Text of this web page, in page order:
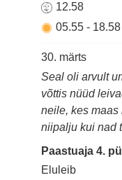
12.58
05.55- 18.58
30. märts
Seal oli arvult
võttis nüüd
neile, kes maas
niipalju kui nad
Paastuaja 4.
Eluleib